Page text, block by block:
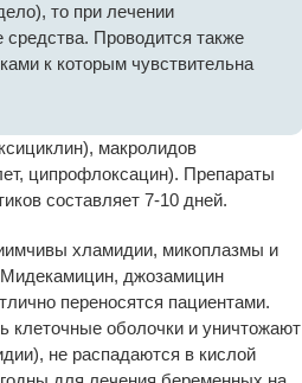
то при лечении
Проводится также
к которым чувствительна
макролидов
ципрофлоксацин). Препараты
составляет 7-10 дней.
хламидии, микоплазмы и
джозамицин
переносятся пациентами.
клеточные оболочки и уничтожают
не распадаются в кислой